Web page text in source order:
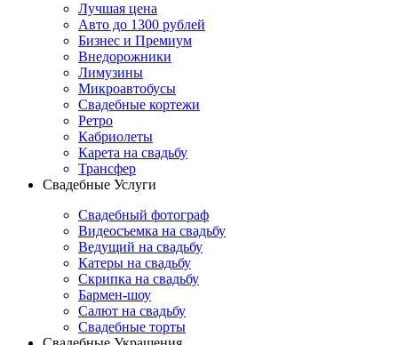
Лучшая цена
Авто до 1300 рублей
Бизнес и Премиум
Внедорожники
Лимузины
Микроавтобусы
Свадебные кортежи
Ретро
Кабриолеты
Карета на свадьбу
Трансфер
Свадебные Услуги
Свадебный фотограф
Видеосъемка на свадьбу
Ведущий на свадьбу
Катеры на свадьбу
Скрипка на свадьбу
Бармен-шоу
Салют на свадьбу
Свадебные торты